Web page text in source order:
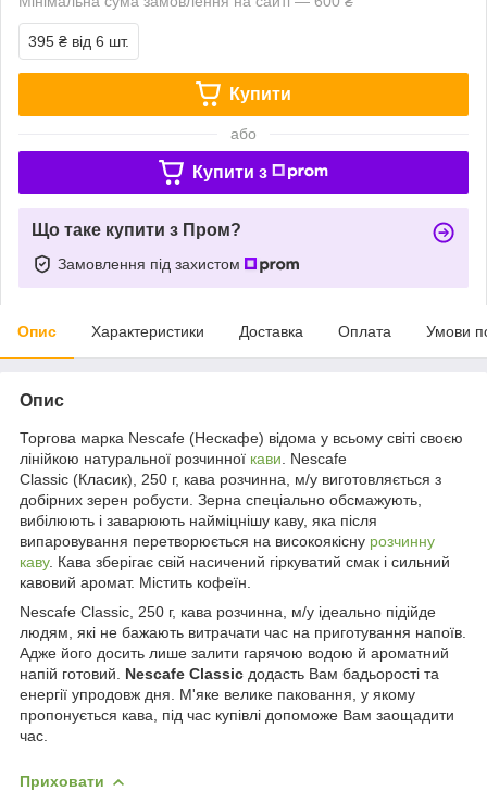
395 ₴ від 6 шт.
Купити
або
Купити з
Що таке купити з Пром?
Замовлення під захистом
Опис Характеристики Доставка Оплата Умови
Опис
Торгова марка Nescafe (Нескафе) відома у всьому світі своєю
лінійкою натуральної розчинної кави . Nescafe
Classic (Класик), 250 г, кава розчинна, м/у виготовляється з
добірних зерен робусти. Зерна спеціально обсмажують,
вибілюють і заварюють найміцнішу каву, яка після
випаровування перетворюється на високоякісну розчинну
каву. Кава зберігає свій насичений гіркуватий смак і сильний
кавовий аромат. Містить кофеїн.
Nescafe Classic, 250 г, кава розчинна, м/у ідеально підійде
людям, які не бажають витрачати час на приготування напоїв.
Адже його досить лише залити гарячою водою й ароматний
напій готовий.
Nescafe Classic додасть Вам бадьорості та
енергії упродовж дня. М'яке велике паковання, у якому
пропонується кава, під час купівлі допоможе Вам заощадити
час.
Приховати